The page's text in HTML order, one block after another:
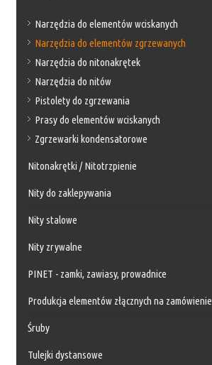
Narzędzia do elementów wciskanych
Narzędzia do elementów zgrzewanych
Narzędzia do nitonakrętek
Narzędzia do nitów
Pistolety do zgrzewania
Prasy do elementów wciskanych
Zgrzewarki kondensatorowe
Nitonakrętki / Nitotrzpienie
Nity do zaklepywania
Nity stalowe
Nity zrywalne
PINET - zamki, zawiasy, prowadnice
Produkcja elementów złącznych na zamówienie
Śruby
Tulejki dystansowe